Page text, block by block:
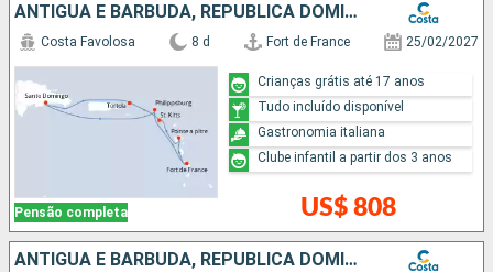
ANTIGUA E BARBUDA, REPUBLICA DOMINICANA
Pensão completa
Costa Favolosa 8 d Fort de France 25/02/2027
US$ 808
Crianças grátis até 17 anos
Tudo incluído disponível
Gastronomia italiana
Clube infantil a partir dos 3 anos
ANTIGUA E BARBUDA, REPUBLICA DOMINICANA